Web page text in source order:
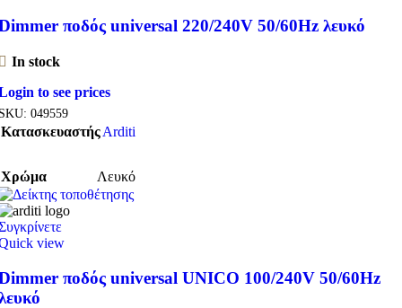
ποδός universal 220/240V 50/60Hz λευκό
In stock
to see prices
049559
ΚατασκευαστήςArditi
Χρώμα Λευκό
view
ποδός universal UNICO 100/240V 50/60Hz